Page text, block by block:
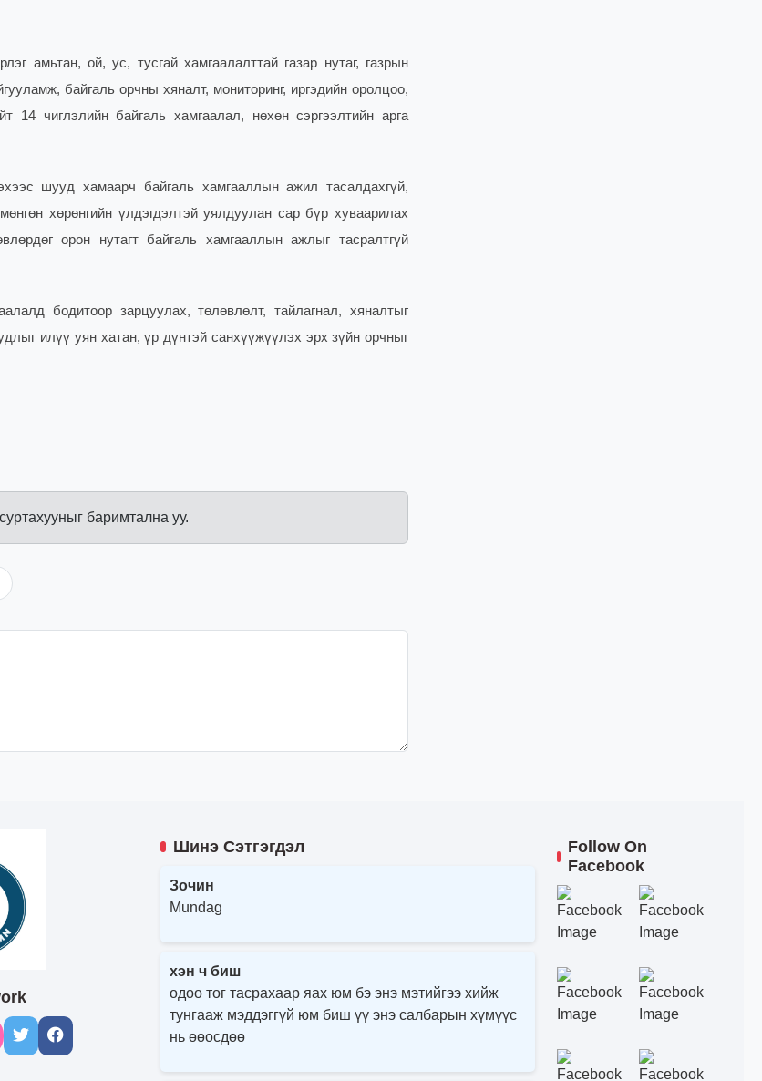
амьтан, ой, ус, тусгай хамгаалалттай газар нутаг, газрын
байгаль орчны хяналт, мониторинг, иргэдийн оролцоо,
14 чиглэлийн байгаль хамгаалал, нөхөн сэргээлтийн арга
шууд хамаарч байгаль хамгааллын ажил тасалдахгүй,
хөрөнгийн үлдэгдэлтэй уялдуулан сар бүр хуваарилах
орон нутагт байгаль хамгааллын ажлыг тасралтгүй
бодитоор зарцуулах, төлөвлөлт, тайлагнал, хяналтыг
илүү уян хатан, үр дүнтэй санхүүжүүлэх эрх зүйн орчныг
баримтална уу.
Шинэ Сэтгэгдэл
Зочин
Mundag
хэн ч биш
одоо тог тасрахаар яах юм бэ энэ мэтийгээ хийж
тунгааж мэддэггүй юм биш үү энэ салбарын хүмүүс
нь өөосдөө
Follow On
Facebook